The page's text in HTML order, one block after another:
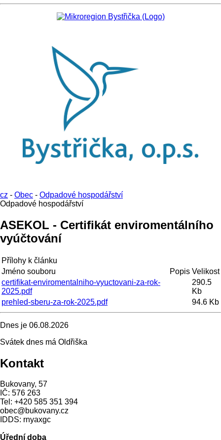
cz - Obec - Odpadové hospodářství
Odpadové hospodářství
ASEKOL - Certifikát enviromentálního
vyúčtování
Přílohy k článku
Jméno souboru
Popis Velikost
certifikat-enviromentalniho-vyuctovani-za-rok-
2025.pdf
290.5
Kb
prehled-sberu-za-rok-2025.pdf
94.6 Kb
Dnes je 06.08.2026
Svátek dnes má Oldřiška
Kontakt
Bukovany, 57
IČ: 576 263
Tel: +420 585 351 394
obec@bukovany.cz
IDDS: rnyaxgc
Úřední doba